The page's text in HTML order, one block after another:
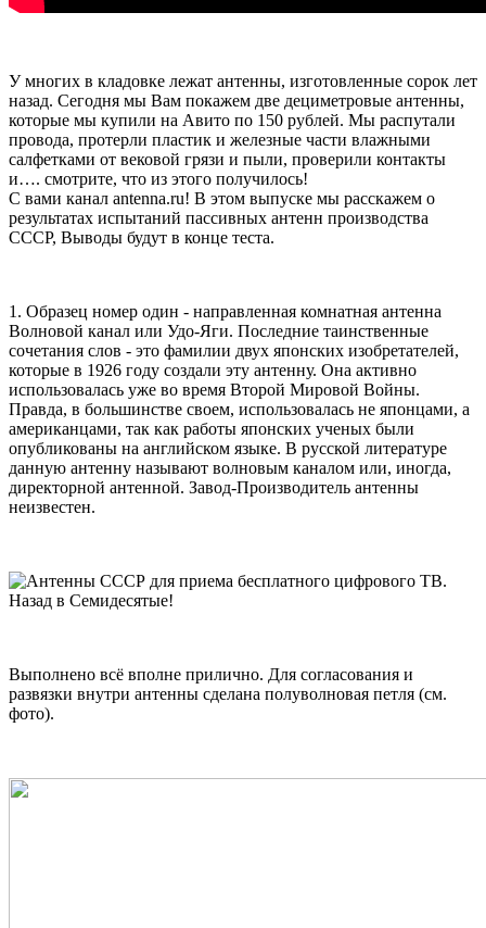
У многих в кладовке лежат антенны, изготовленные сорок лет
назад. Сегодня мы Вам покажем две дециметровые антенны,
которые мы купили на Авито по 150 рублей. Мы распутали
провода, протерли пластик и железные части влажными
салфетками от вековой грязи и пыли, проверили контакты
и…. смотрите, что из этого получилось!
С вами канал antenna.ru! В этом выпуске мы расскажем о
результатах испытаний пассивных антенн производства
СССР, Выводы будут в конце теста.
1. Образец номер один - направленная комнатная антенна
Волновой канал или Удо-Яги. Последние таинственные
сочетания слов - это фамилии двух японских изобретателей,
которые в 1926 году создали эту антенну. Она активно
использовалась уже во время Второй Мировой Войны.
Правда, в большинстве своем, использовалась не японцами, а
американцами, так как работы японских ученых были
опубликованы на английском языке. В русской литературе
данную антенну называют волновым каналом или, иногда,
директорной антенной. Завод-Производитель антенны
неизвестен.
Выполнено всё вполне прилично. Для согласования и
развязки внутри антенны сделана полуволновая петля (см.
фото).